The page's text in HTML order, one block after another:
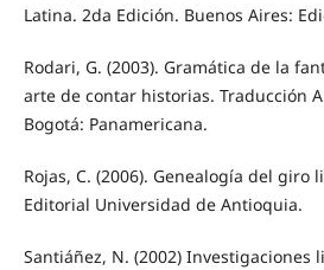
Latina. 2da Edición. Buenos Aires:
Rodari, G. (2003). Gramática de la
arte de contar historias. Traducción
Bogotá: Panamericana.
Rojas, C. (2006). Genealogía del
Editorial Universidad de Antioquia.
Santiáñez, N. (2002)